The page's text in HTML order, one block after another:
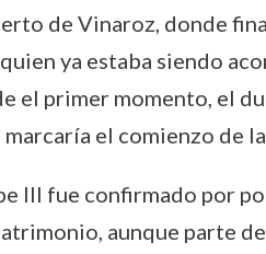
de Vinaroz, donde
ya estaba siendo
el primer momento, el
el comienzo de
III fue confirmado por
aunque parte